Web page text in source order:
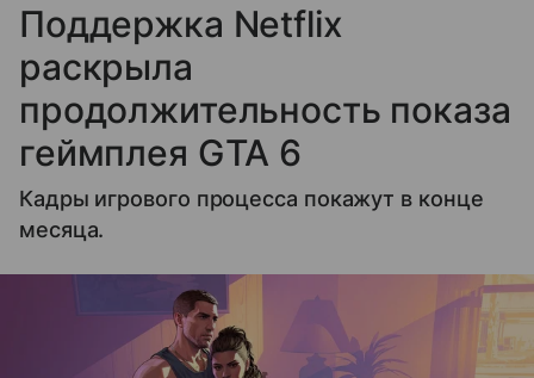
Поддержка Netflix
раскрыла
продолжительность показа
геймплея GTA 6
Кадры игрового процесса покажут в конце
месяца.